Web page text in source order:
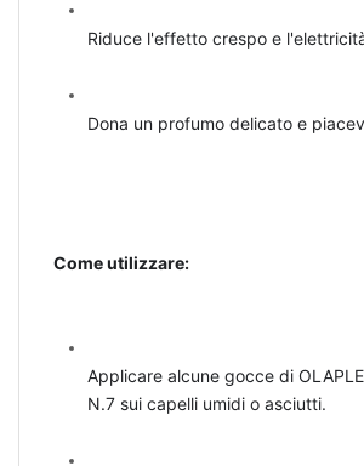
Riduce l'effetto crespo e
Dona un profumo delicato e
Come utilizzare:
Applicare alcune gocce di
N.7 sui capelli umidi o asciutti.